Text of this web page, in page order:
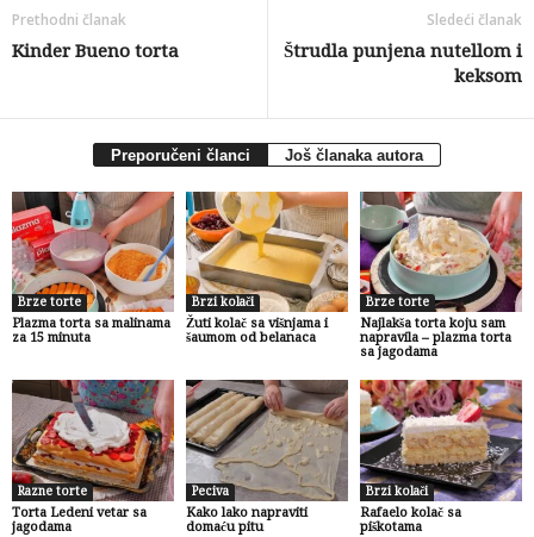
Prethodni članak
Kinder Bueno torta
Sledeći članak
Štrudla punjena nutellom i
keksom
Preporučeni članci Još članaka autora
Brze torte
Plazma torta sa malinama
za 15 minuta
Brzi kolači
Žuti kolač sa višnjama i
šaumom od belanaca
Brze torte
Najlakša torta koju sam
napravila – plazma torta
sa jagodama
Razne torte
Torta Ledeni vetar sa
jagodama
Peciva
Kako lako napraviti
domaću pitu
Brzi kolači
Rafaelo kolač sa
piškotama